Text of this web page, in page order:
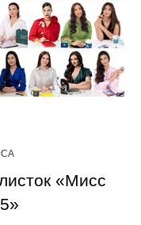
«Мисс